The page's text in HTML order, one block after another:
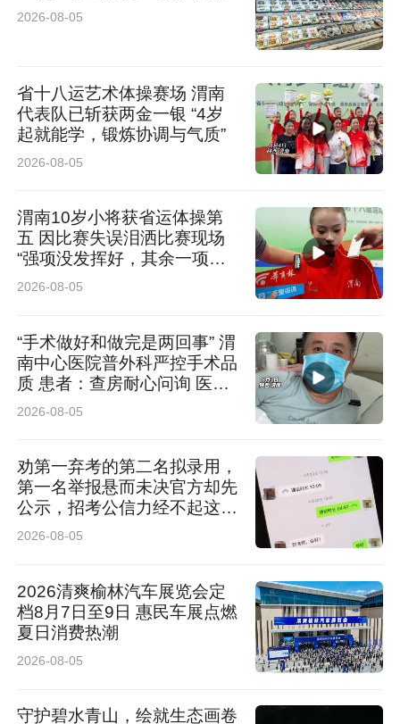
质高级结构交互作用的理论认知，更为Rett综合
征的早期生物标志物筛选、靶向干预药物研发提
供了全新靶点与方向，具有重要的科学价值与临
床转化意义。
这项成果不光填补了医学界基础理论空白，更有
童、研发对症治疗新药，找到了全新的研究方向
和靶点，未来有望实现该病早期干预，减轻患病
来源：延大咸阳医院
2026-08-05
省十八运艺术体操赛场 渭南
代表队已斩获两金一银 “4岁
起就能学，锻炼协调与气质”
2026-08-05
渭南10岁小将获省运体操第
五 因比赛失误泪洒比赛现场
“强项没发挥好，其余一项比
一项高”
2026-08-05
“手术做好和做完是两回事” 渭
南中心医院普外科严控手术品
质 患者：查房耐心问询 医护
认真负责
2026-08-05
劝第一弃考的第二名拟录用，
第一名举报悬而未决官方却先
公示，招考公信力经不起这般
消耗
2026-08-05
2026清爽榆林汽车展览会定
档8月7日至9日 惠民车展点燃
夏日消费热潮
2026-08-05
守护碧水青山，绘就生态画卷